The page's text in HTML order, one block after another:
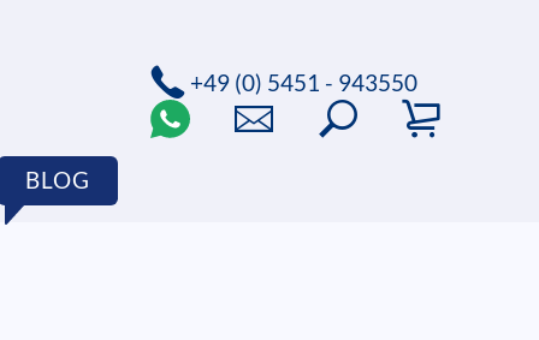
BLOG
+49 (0) 5451 - 943550